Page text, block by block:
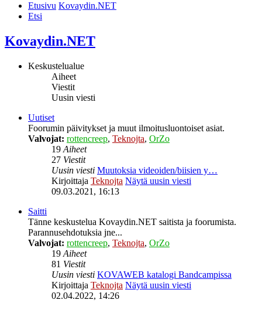
Etusivu Kovaydin.NET
Etsi
Kovaydin.NET
Keskustelualue
Aiheet
Viestit
Uusin viesti
Uutiset
Foorumin päivitykset ja muut ilmoitusluontoiset asiat.
Valvojat: rottencreep, Teknojta, OrZo
19 Aiheet
27 Viestit
Uusin viesti Muutoksia videoiden/biisien y…
Kirjoittaja Teknojta Näytä uusin viesti
09.03.2021, 16:13
Saitti
Tänne keskustelua Kovaydin.NET saitista ja foorumista.
Parannusehdotuksia jne...
Valvojat: rottencreep, Teknojta, OrZo
19 Aiheet
81 Viestit
Uusin viesti KOVAWEB katalogi Bandcampissa
Kirjoittaja Teknojta Näytä uusin viesti
02.04.2022, 14:26